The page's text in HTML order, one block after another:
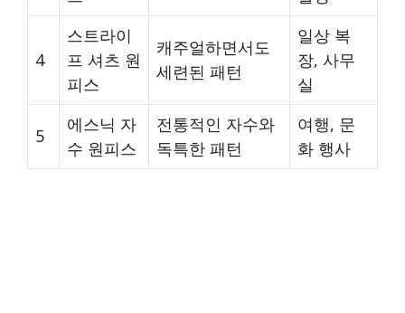
4
스트라이
프 셔츠 원
피스
캐주얼하면서도
세련된 패턴
일상 복
장, 사무
실
5
에스닉 자
수 원피스
전통적인 자수와
독특한 패턴
여행, 문
화 행사